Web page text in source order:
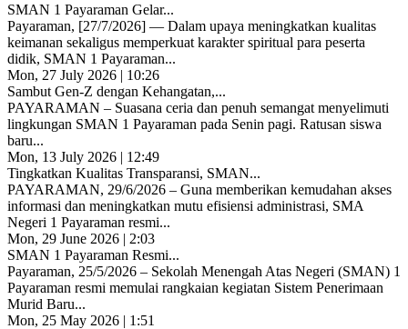
SMAN 1 Payaraman Gelar...
Payaraman, [27/7/2026] — Dalam upaya meningkatkan kualitas
keimanan sekaligus memperkuat karakter spiritual para peserta
didik, SMAN 1 Payaraman...
Mon, 27 July 2026 | 10:26
Sambut Gen-Z dengan Kehangatan,...
PAYARAMAN – Suasana ceria dan penuh semangat menyelimuti
lingkungan SMAN 1 Payaraman pada Senin pagi. Ratusan siswa
baru...
Mon, 13 July 2026 | 12:49
Tingkatkan Kualitas Transparansi, SMAN...
PAYARAMAN, 29/6/2026 – Guna memberikan kemudahan akses
informasi dan meningkatkan mutu efisiensi administrasi, SMA
Negeri 1 Payaraman resmi...
Mon, 29 June 2026 | 2:03
SMAN 1 Payaraman Resmi...
Payaraman, 25/5/2026 – Sekolah Menengah Atas Negeri (SMAN) 1
Payaraman resmi memulai rangkaian kegiatan Sistem Penerimaan
Murid Baru...
Mon, 25 May 2026 | 1:51